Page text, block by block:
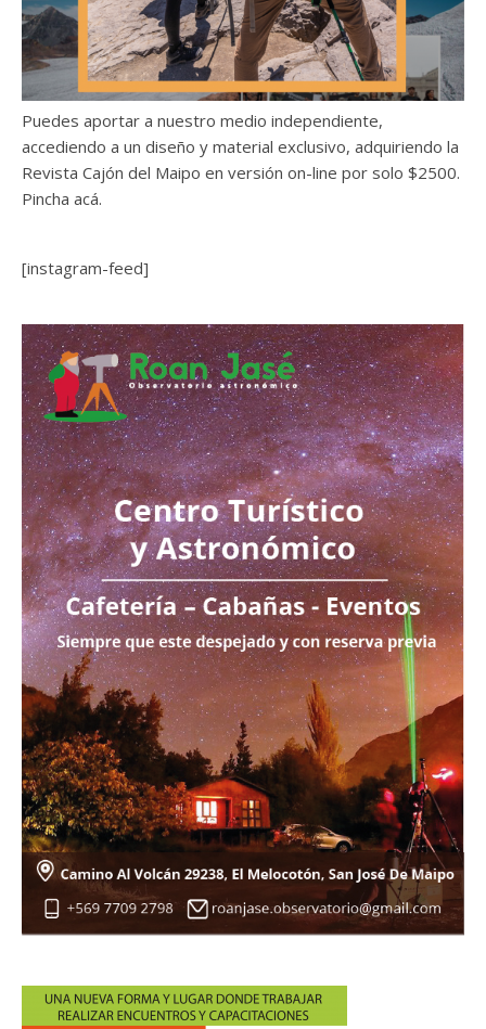
Puedes aportar a nuestro medio independiente,
accediendo a un diseño y material exclusivo, adquiriendo la
Revista Cajón del Maipo en versión on-line por solo $2500.
Pincha acá.
[instagram-feed]